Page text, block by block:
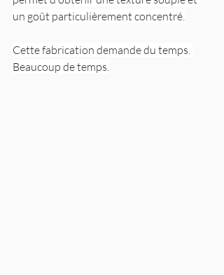
un goût particulièrement concentré.
Cette fabrication demande du temps.
Beaucoup de temps.